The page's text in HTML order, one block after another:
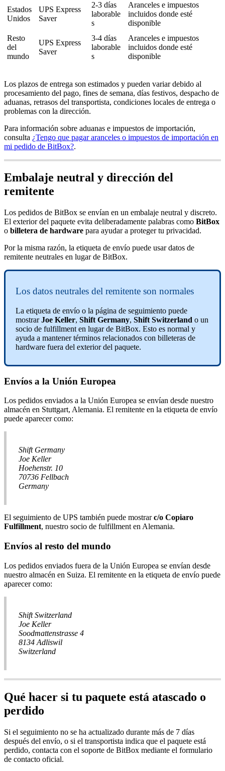
Estados
Unidos
UPS Express
Saver
2-3 días
laborable
s
Aranceles e impuestos
incluidos donde esté
disponible
Resto
del
mundo
UPS Express
Saver
3-4 días
laborable
s
Aranceles e impuestos
incluidos donde esté
disponible
Los plazos de entrega son estimados y pueden variar debido al
procesamiento del pago, fines de semana, días festivos, despacho de
aduanas, retrasos del transportista, condiciones locales de entrega o
problemas con la dirección.
Para información sobre aduanas e impuestos de importación,
consulta ¿Tengo que pagar aranceles o impuestos de importación en
mi pedido de BitBox?.
Embalaje neutral y dirección del
remitente
Los pedidos de BitBox se envían en un embalaje neutral y discreto.
El exterior del paquete evita deliberadamente palabras como BitBox
o billetera de hardware para ayudar a proteger tu privacidad.
Por la misma razón, la etiqueta de envío puede usar datos de
remitente neutrales en lugar de BitBox.
Los datos neutrales del remitente son normales
La etiqueta de envío o la página de seguimiento puede
mostrarJoe Keller, Shift Germany, Shift Switzerland o un
socio de fulfillment en lugar de BitBox. Esto es normal y
ayuda a mantener términos relacionados con billeteras de
hardware fuera del exterior del paquete.
Envíos a la Unión Europea
Los pedidos enviados a la Unión Europea se envían desde nuestro
almacén en Stuttgart, Alemania. El remitente en la etiqueta de envío
puede aparecer como:
Shift Germany
Joe Keller
Hoehenstr. 10
70736 Fellbach
Germany
El seguimiento de UPS también puede mostrarc/o Copiaro
Fulfillment, nuestro socio de fulfillment en Alemania.
Envíos al resto del mundo
Los pedidos enviados fuera de la Unión Europea se envían desde
nuestro almacén en Suiza. El remitente en la etiqueta de envío puede
aparecer como:
Shift Switzerland
Joe Keller
Soodmattenstrasse 4
8134 Adliswil
Switzerland
Qué hacer si tu paquete está atascado o
perdido
Si el seguimiento no se ha actualizado durante más de 7 días
después del envío, o si el transportista indica que el paquete está
perdido, contacta con el soporte de BitBox mediante el formulario
de contacto oficial.